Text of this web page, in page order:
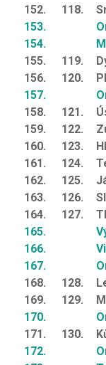
152.
153.
154.
155.
156.
157.
158.
159.
160.
161.
162.
163.
164.
165.
166.
167.
168.
169.
170.
171.
172.
118.
119.
120.
121.
122.
123.
124.
125.
126.
127.
128.
129.
130.